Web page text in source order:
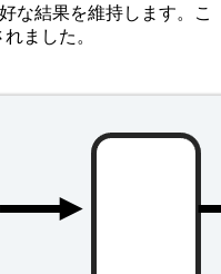
な結果を維持します。こ
ました。